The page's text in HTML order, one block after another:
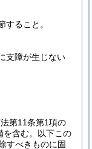
ること。
支障が生じない
第11条第1項の
を含む。以下この
すべきものに固